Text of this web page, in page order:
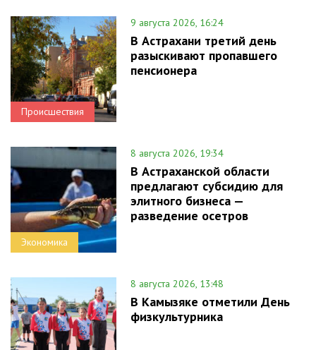
Происшествия
9 августа 2026, 16:24
В Астрахани третий день
разыскивают пропавшего
пенсионера
Экономика
8 августа 2026, 19:34
В Астраханской области
предлагают субсидию для
элитного бизнеса —
разведение осетров
8 августа 2026, 13:48
В Камызяке отметили День
физкультурника